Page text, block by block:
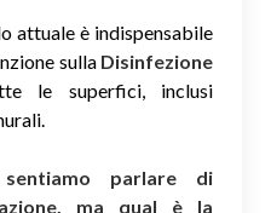
attuale è indispensabile
sulla Disinfezione
le superfici, inclusi
parlare di
ma qual è la